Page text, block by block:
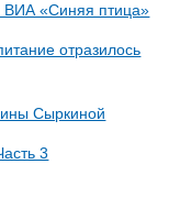
ВИА «Синяя птица»
отразилось
Сыркиной
3